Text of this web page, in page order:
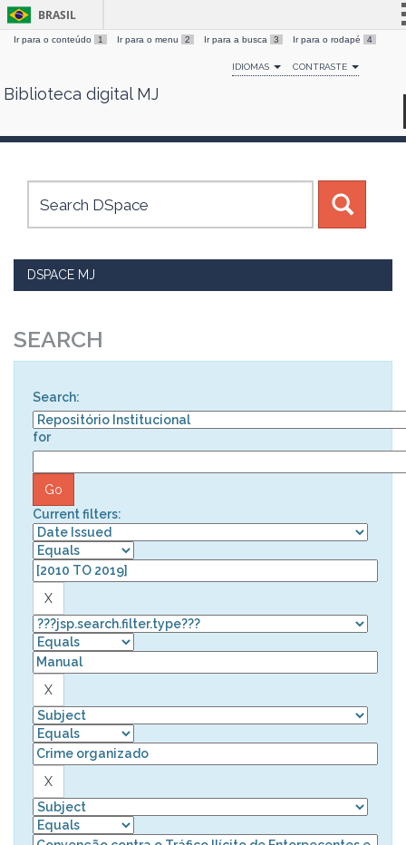
Skip
BRASIL
Simplifique!
Comunica BR
Canais
Ir para o conteúdo 1 Ir para o menu 2 Ir para a busca 3 Ir para o rodapé 4
IDIOMAS CONTRASTE
Biblioteca digital MJ
DSPACE MJ
SEARCH
Search:
for
Current filters: